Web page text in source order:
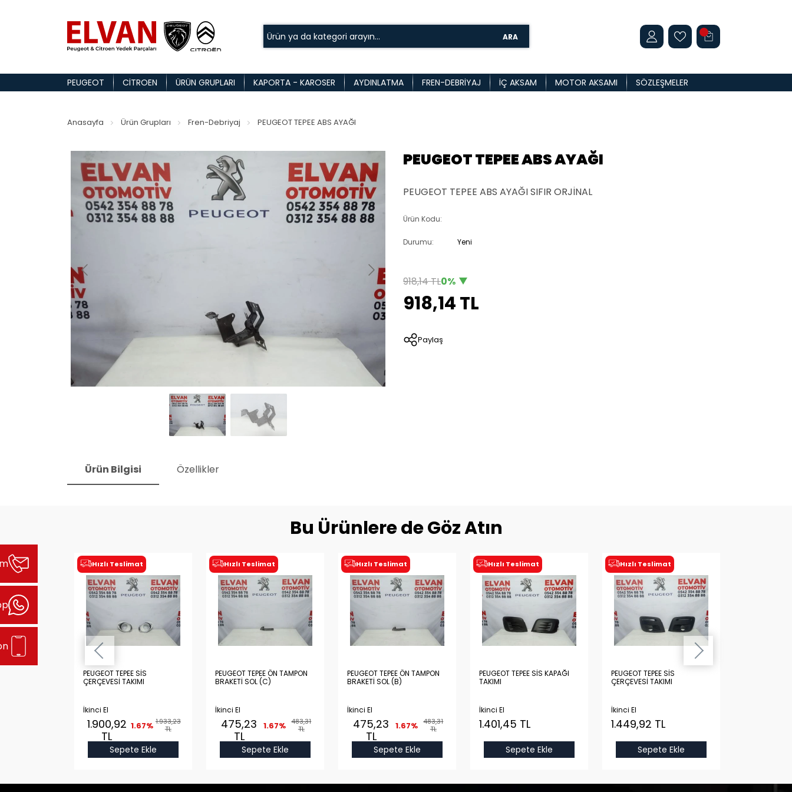
ARA
PEUGEOT CITROEN ÜRÜN GRUPLARI KAPORTA - KAROSER AYDINLATMA FREN-DEBRIYAJ İÇ AKSAM MOTOR AKSAMI SÖZLEŞMELER
Anasayfa Ürün Grupları Fren-Debriyaj PEUGEOT TEPEE ABS AYAĞI
PEUGEOT TEPEE ABS AYAĞI
PEUGEOT TEPEE ABS AYAĞI SIFIR ORJİNAL
Ürün Kodu:
Durumu: Yeni
918,14 TL0%
918,14 TL
Paylaş
Ürün Bilgisi Özellikler
Bu Ürünlere de Göz Atın
Hızlı Teslimat
PEUGEOT TEPEE SİS
ÇERÇEVESİ TAKIMI
İkinci El
1.933,23
TL
1.67%
1.900,92
TL
Sepete Ekle
Hızlı Teslimat
PEUGEOT TEPEE ÖN TAMPON
BRAKETİ SOL (C)
İkinci El
483,31
TL
1.67%
475,23
TL
Sepete Ekle
Hızlı Teslimat
PEUGEOT TEPEE ÖN TAMPON
BRAKETİ SOL (B)
İkinci El
483,31
TL
1.67%
475,23
TL
Sepete Ekle
Hızlı Teslimat
PEUGEOT TEPEE SİS KAPAĞI
TAKIMI
İkinci El
1.401,45 TL
Sepete Ekle
Hızlı Teslimat
PEUGEOT TEPEE SİS
ÇERÇEVESİ TAKIMI
İkinci El
1.449,92 TL
Sepete Ekle